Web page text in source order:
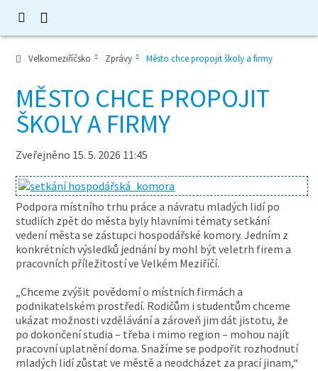
Velkomeziříčsko Zprávy Město chce propojit školy a firmy
MĚSTO CHCE PROPOJIT
ŠKOLY A FIRMY
Zveřejněno 15. 5. 2026 11:45
Podpora místního trhu práce a návratu mladých lidí po
studiích zpět do města byly hlavními tématy setkání
vedení města se zástupci hospodářské komory. Jedním z
konkrétních výsledků jednání by mohl být veletrh firem a
pracovních příležitostí ve Velkém Meziříčí.
„Chceme zvýšit povědomí o místních firmách a
podnikatelském prostředí. Rodičům i studentům chceme
ukázat možnosti vzdělávání a zároveň jim dát jistotu, že
po dokončení studia – třeba i mimo region – mohou najít
pracovní uplatnění doma. Snažíme se podpořit rozhodnutí
mladých lidí zůstat ve městě a neodcházet za prací jinam,“